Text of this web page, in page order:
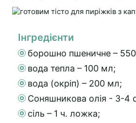
Інгредієнти
борошно пшеничне – 550
вода тепла – 100 мл;
вода (окріп) – 200 мл;
Соняшникова олія - 3-4
сіль – 1 ч. ложка;